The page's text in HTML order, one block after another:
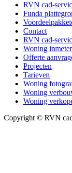
RVN cad-
Funda
Contact
RVN cad-
Woning
Offerte
Projecten
Tarieven
Woning
Woning
Woning
Copyright © RVN